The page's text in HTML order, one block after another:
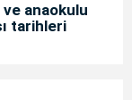
ve anaokulu
tarihleri